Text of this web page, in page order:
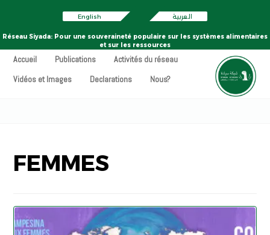
English العربية
Réseau Siyada: Pour une souveraineté populaire sur les systèmes alimentaires
et sur les ressources
Accueil Publications
Activités du réseau
Vidéos et Images
Declarations Nous?
FEMMES